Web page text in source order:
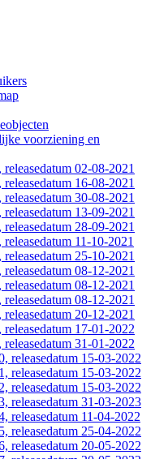
voorziening en
02-08-2021
16-08-2021
30-08-2021
13-09-2021
28-09-2021
11-10-2021
25-10-2021
08-12-2021
08-12-2021
08-12-2021
20-12-2021
releasedatum 17-01-2022
releasedatum 31-01-2022
releasedatum 15-03-2022
releasedatum 15-03-2022
releasedatum 15-03-2022
releasedatum 31-03-2023
releasedatum 11-04-2022
releasedatum 25-04-2022
releasedatum 20-05-2022